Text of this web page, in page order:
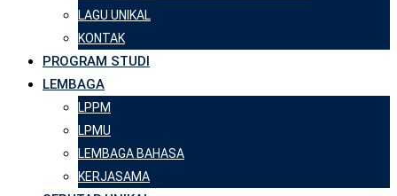
LAGU UNIKAL
KONTAK
PROGRAM STUDI
LEMBAGA
LPPM
LPMU
LEMBAGA BAHASA
KERJASAMA